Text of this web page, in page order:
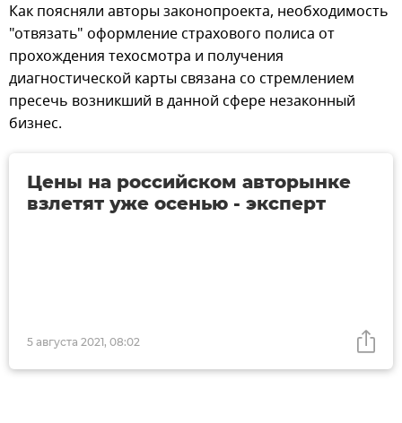
Как поясняли авторы законопроекта, необходимость
"отвязать" оформление страхового полиса от
прохождения техосмотра и получения
диагностической карты связана со стремлением
пресечь возникший в данной сфере незаконный
бизнес.
5 августа 2021, 08:02
Цены на российском авторынке
взлетят уже осенью - эксперт